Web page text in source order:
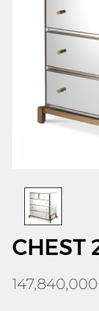
CHEST